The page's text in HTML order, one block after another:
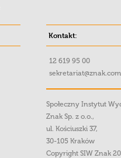
Kontakt:
12 619 95 00
Społeczny Instytut
Znak Sp. z o.o.,
ul. Kościuszki 37,
30-105 Kraków
Copyright SIW Znak